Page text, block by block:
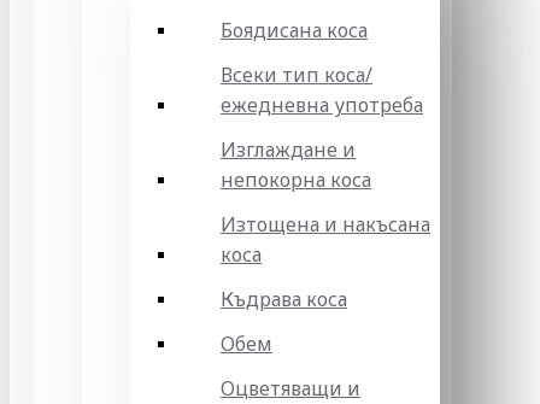
Боядисана коса
Всеки тип коса/
ежедневна употреба
Изглаждане и
непокорна коса
Изтощена и накъсана
коса
Къдрава коса
Обем
Оцветяващи и